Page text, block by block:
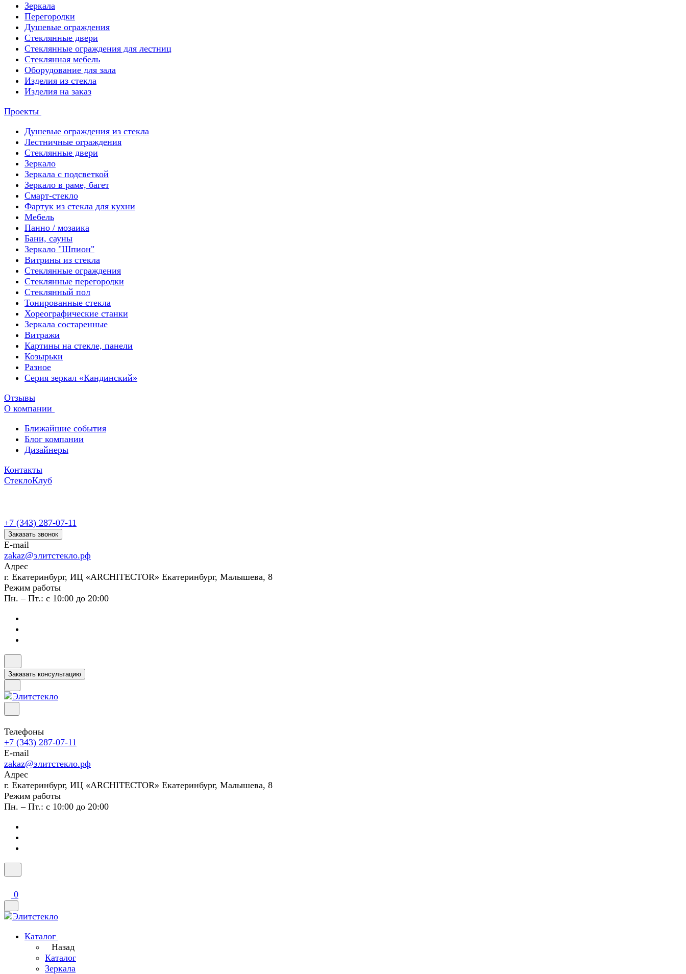
Зеркала
Перегородки
Душевые ограждения
Стеклянные двери
Стеклянные ограждения для лестниц
Стеклянная мебель
Оборудование для зала
Изделия из стекла
Изделия на заказ
Проекты
Душевые ограждения из стекла
Лестничные ограждения
Стеклянные двери
Зеркало
Зеркала с подсветкой
Зеркало в раме, багет
Смарт-стекло
Фартук из стекла для кухни
Мебель
Панно / мозаика
Бани, сауны
Зеркало "Шпион"
Витрины из стекла
Стеклянные ограждения
Стеклянные перегородки
Стеклянный пол
Тонированные стекла
Хореографические станки
Зеркала состаренные
Витражи
Картины на стекле, панели
Козырьки
Разное
Серия зеркал «Кандинский»
Отзывы
О компании
Ближайшие события
Блог компании
Дизайнеры
Контакты
СтеклоКлуб
+7 (343) 287-07-11
Заказать звонок
E-mail
zakaz@элитстекло.рф
Адрес
г. Екатеринбург, ИЦ «ARCHITECTOR» Екатеринбург, Малышева, 8
Режим работы
Пн. – Пт.: с 10:00 до 20:00
Заказать консультацию
Телефоны
+7 (343) 287-07-11
E-mail
zakaz@элитстекло.рф
Адрес
г. Екатеринбург, ИЦ «ARCHITECTOR» Екатеринбург, Малышева, 8
Режим работы
Пн. – Пт.: с 10:00 до 20:00
0
Каталог
Назад
Каталог
Зеркала